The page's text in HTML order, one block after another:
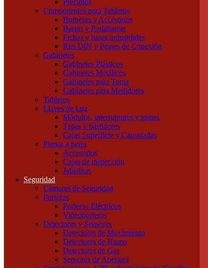
Precintos
Componentes para Tableros
Borneras y Accesorios
Barras y Portabarras
Fichas y bases industriales
Riel DIN y Peines de Conexión
Gabinetes
Gabinetes Plásticos
Gabinetes Metálicos
Gabinetes para Toma
Gabinetes para Medidores
Tableros
Llaves de Luz
Módulos, interruptores y tomas
Tapas y bastidores
Cajas Superficie y Capsuladas
Puesta a tierra
Accesorios
Cajas de inspección
Jabalinas
Seguridad
Cámaras de Seguridad
Porteros
Porteros Eléctricos
Videoporteros
Detectores y Sensores
Detectores de Movimiento
Detectores de Humo
Detectores de Gas
Sensores de Apertura
Luces de Emergencia
Tubos
Tubos LED
Tubos Fluorescentes y especiales
Instalación
Cajas
Canalizaciones
Bandejas Portacables
Caños Metálicos
Caños Plásticos
Cajas de Embutir y Accesorios
Accesorios Metálicos para caños
Accesorios de PVC para caños
Precintos
Componentes para Tableros
Borneras y Accesorios
Barras y Portabarras
Gabinetes
Gabinetes Plásticos
Gabinetes Metálicos
Gabinetes para Toma
Gabinetes para Medidores
Tableros
Llaves de Luz
Módulos, interruptores y tomas
Tapas y bastidores